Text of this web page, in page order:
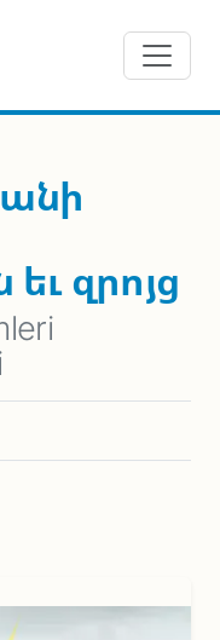
զրոյց